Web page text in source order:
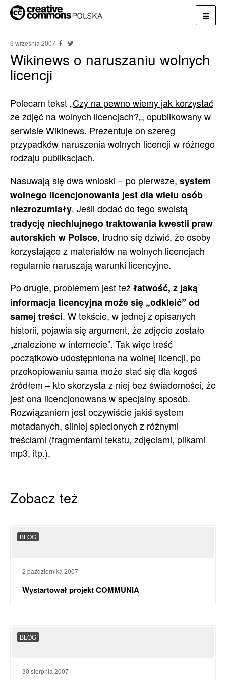
6 września 2007
Wikinews o naruszaniu wolnych
licencji
Polecam tekst „Czy na pewno wiemy jak korzystać
ze zdjęć na wolnych licencjach?„, opublikowany w
serwisie Wikinews. Prezentuje on szereg
przypadków naruszenia wolnych licencji w różnego
rodzaju publikacjach.
Nasuwają się dwa wnioski – po pierwsze, system
wolnego licencjonowania jest dla wielu osób
niezrozumiały. Jeśli dodać do tego swoistą
tradycję niechlujnego traktowania kwestii praw
autorskich w Polsce, trudno się dziwić, że osoby
korzystające z materiałów na wolnych licencjach
regularnie naruszają warunki licencyjne.
Po drugie, problemem jest też łatwość, z jaką
informacja licencyjna może się „odkleić” od
samej treści. W tekście, w jednej z opisanych
historii, pojawia się argument, że zdjęcie zostało
„znalezione w internecie”. Tak więc treść
początkowo udostępniona na wolnej licencji, po
przekopiowaniu sama może stać się dla kogoś
źródłem – kto skorzysta z niej bez świadomości, że
jest ona licencjonowana w specjalny sposób.
Rozwiązaniem jest oczywiście jakiś system
metadanych, silniej splecionych z różnymi
treściami (fragmentami tekstu, zdjęciami, plikami
mp3, itp.).
Zobacz też
BLOG
2 października 2007
Wystartował projekt COMMUNIA
BLOG
30 sierpnia 2007